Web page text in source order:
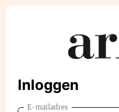
Inloggen
E-mailadres